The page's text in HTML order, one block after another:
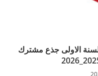
للسنة الاولى جذع مشترك